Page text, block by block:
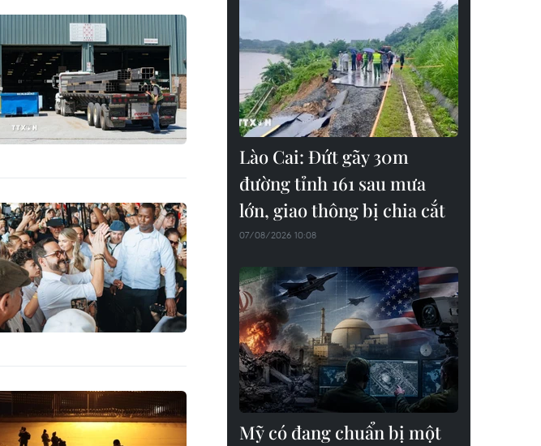
Lào Cai: Đứt gãy 30m
đường tỉnh 161 sau mưa
lớn, giao thông bị chia cắt
07/08/2026 10:08
Mỹ có đang chuẩn bị một